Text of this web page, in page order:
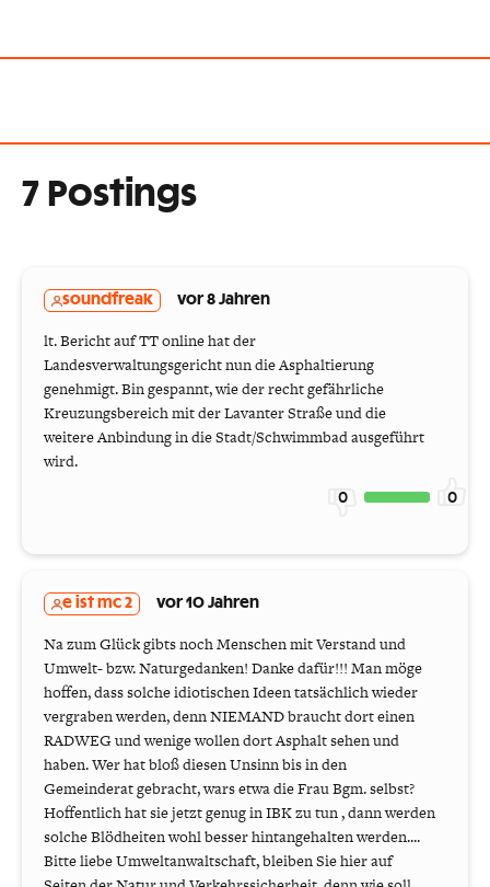
7 Postings
soundfreak vor 8 Jahren
lt. Bericht auf TT online hat der
Landesverwaltungsgericht nun die Asphaltierung
genehmigt. Bin gespannt, wie der recht gefährliche
Kreuzungsbereich mit der Lavanter Straße und die
weitere Anbindung in die Stadt/Schwimmbad ausgeführt
wird.
0 0
e ist mc 2 vor 10 Jahren
Na zum Glück gibts noch Menschen mit Verstand und
Umwelt- bzw. Naturgedanken! Danke dafür!!! Man möge
hoffen, dass solche idiotischen Ideen tatsächlich wieder
vergraben werden, denn NIEMAND braucht dort einen
RADWEG und wenige wollen dort Asphalt sehen und
haben. Wer hat bloß diesen Unsinn bis in den
Gemeinderat gebracht, wars etwa die Frau Bgm. selbst?
Hoffentlich hat sie jetzt genug in IBK zu tun , dann werden
solche Blödheiten wohl besser hintangehalten werden....
Bitte liebe Umweltanwaltschaft, bleiben Sie hier auf